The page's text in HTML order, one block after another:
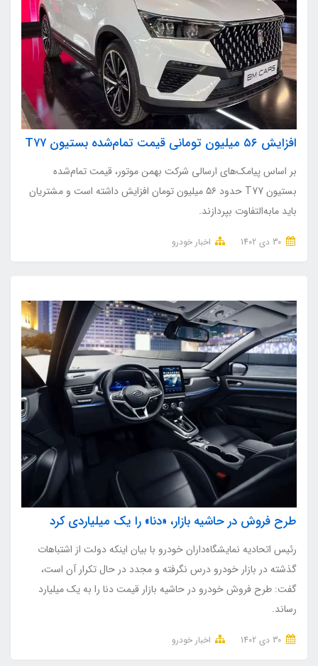
افزایش ۵۶ میلیون تومانی قیمت تمام‌شده بستیون T۷۷
بر اساس پیامک‌های ارسالی شرکت بهمن موتور، قیمت تمام‌شده
بستیون T77 حدود ۵۶ میلیون تومان افزایش داشته است و مشتریان
باید مابه‌التفاوت بپردازند.
اخبار خودرو
طرح فروش در حاشیه بازار، «دنا» را یک میلیاردی کرد
رئیس اتحادیه نمایشگاه‌داران خودرو با بیان اینکه دولت از اشتباهات
گذشته در بازار خودرو درس نگرفته و مجدد در حال تکرار آن است،
گفت: طرح فروش خودرو در حاشیه بازار قیمت دنا را به یک میلیارد
رساند.
اخبار خودرو